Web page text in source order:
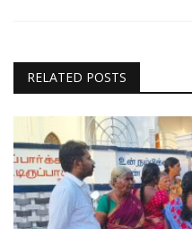
RELATED POSTS